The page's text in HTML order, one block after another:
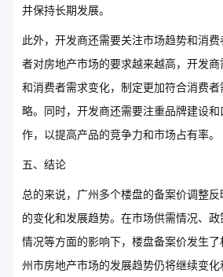
并保持长期发展。
此外，开发商还需要关注市场趋势和消
者对房地产市场的要求越来越高，开发
和消费者需求变化，制定更加符合消费
略。同时，开发商还需要注重品牌建设
作，以提高产品的竞争力和市场占有率。
五、结论
总的来说，广州多个楼盘的备案价调整
的变化和发展趋势。在市场供需情况、
情况等方面的影响下，楼盘备案价发生
州市房地产市场的发展趋势仍将继续变